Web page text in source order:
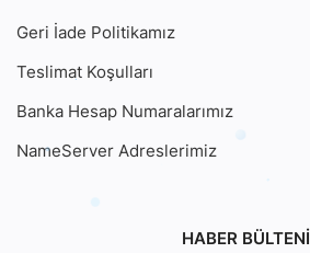
Geri İade Politikamız
Teslimat Koşulları
Banka Hesap Numaralarımız
NameServer Adreslerimiz
HABER BÜLTENI